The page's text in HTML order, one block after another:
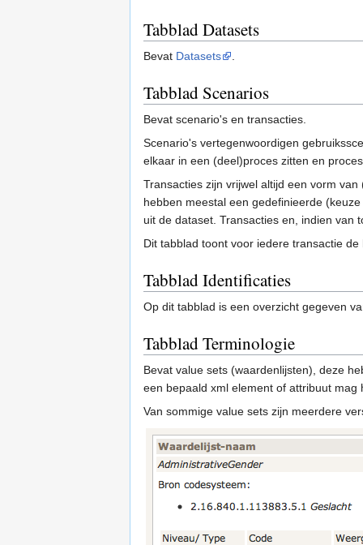
Tabblad Datasets
Bevat Datasets
Tabblad Scenarios
Bevat scenario's en transacties.
Scenario's vertegenwoordigen
elkaar in een (deel)proces zitten en
Transacties zijn vrijwel altijd een vorm
hebben meestal een gedefinieerde
uit de dataset. Transacties en, indien van
Dit tabblad toont voor iedere transactie
Tabblad Identificaties
Op dit tabblad is een overzicht gegeven
Tabblad Terminologie
Bevat value sets (waardenlijsten), deze
een bepaald xml element of attribuut
Van sommige value sets zijn meerdere